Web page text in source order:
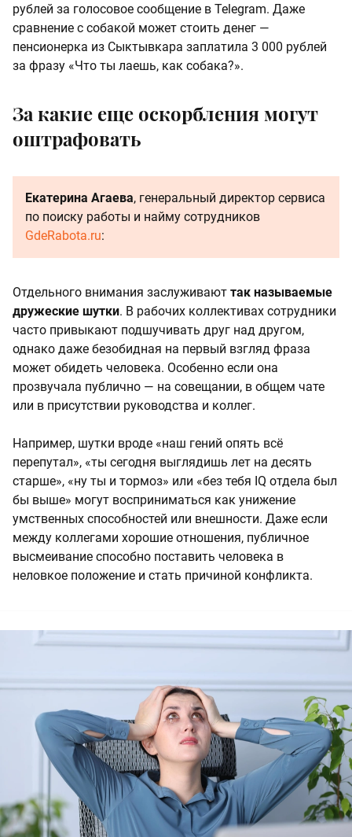
рублей за голосовое сообщение в Telegram. Даже
сравнение с собакой может стоить денег —
пенсионерка из Сыктывкара заплатила 3 000 рублей
за фразу «Что ты лаешь, как собака?».
За какие еще оскорбления могут
оштрафовать
Екатерина Агаева, генеральный директор сервиса
по поиску работы и найму сотрудников
GdeRabota.ru:
Отдельного внимания заслуживают так называемые
дружеские шутки. В рабочих коллективах сотрудники
часто привыкают подшучивать друг над другом,
однако даже безобидная на первый взгляд фраза
может обидеть человека. Особенно если она
прозвучала публично — на совещании, в общем чате
или в присутствии руководства и коллег.
Например, шутки вроде «наш гений опять всё
перепутал», «ты сегодня выглядишь лет на десять
старше», «ну ты и тормоз» или «без тебя IQ отдела был
бы выше» могут восприниматься как унижение
умственных способностей или внешности. Даже если
между коллегами хорошие отношения, публичное
высмеивание способно поставить человека в
неловкое положение и стать причиной конфликта.